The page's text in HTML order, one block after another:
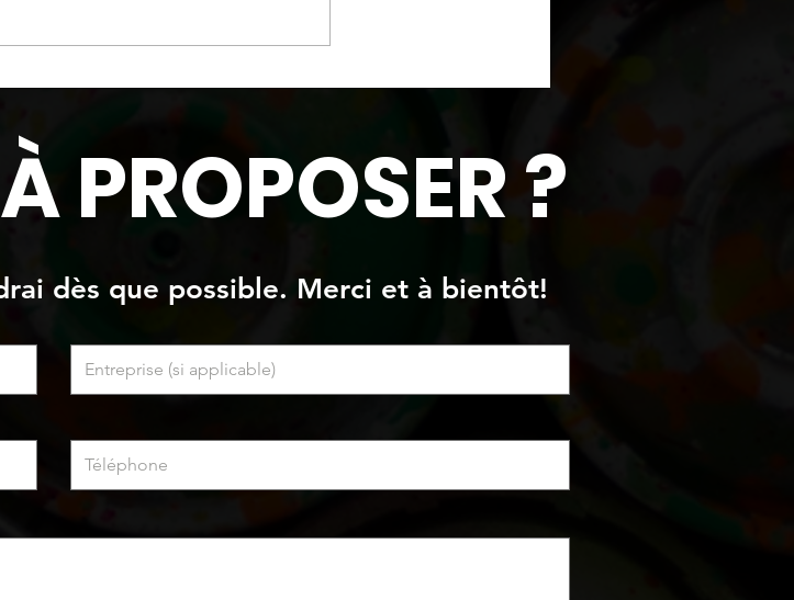
Mur en texture de style
PROPOSER ?
dès que possible. Merci et à bientôt!